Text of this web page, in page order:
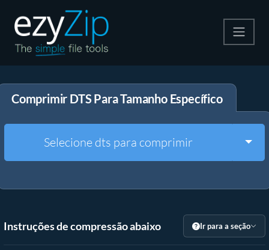
Descompactar
Outras Ferramentas
Comprimir DTS Para Tamanho Específico
Selecione dts para comprimir
Instruções de compressão abaixo Ir para a seção